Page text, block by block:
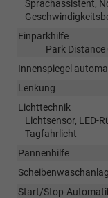
Sprachassistent,
Einparkhilfe
Park
Innenspiegel
Lenkung
Lichttechnik
Lichtsensor, LED-
Tagfahrlicht
Pannenhilfe
Start/Stop-